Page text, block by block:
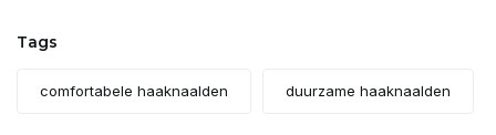
Tags
comfortabele haaknaalden duurzame haaknaalden